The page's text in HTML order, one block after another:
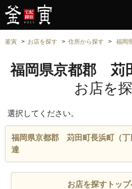
釜寅 お店を探す 住所から探す 福岡
福岡県京都郡 苅
お店を
選択してください。
福岡県京都郡 苅田町長浜町（丁
達
お店を探すトッ